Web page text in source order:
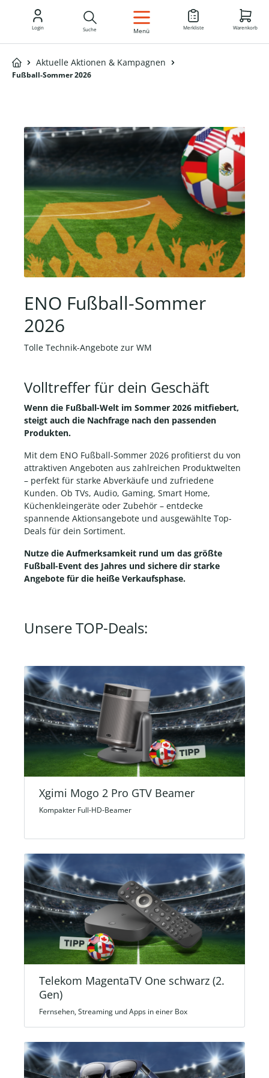
DE
Login Suche Menü Merkliste Warenkorb
Aktuelle Aktionen & Kampagnen
Fußball-Sommer 2026
ENO Fußball-Sommer
2026
Tolle Technik-Angebote zur WM
Volltreffer für dein Geschäft
Wenn die Fußball-Welt im Sommer 2026 mitfiebert,
steigt auch die Nachfrage nach den passenden
Produkten.
Mit dem ENO Fußball-Sommer 2026 profitierst du von
attraktiven Angeboten aus zahlreichen Produktwelten
– perfekt für starke Abverkäufe und zufriedene
Kunden. Ob TVs, Audio, Gaming, Smart Home,
Küchenkleingeräte oder Zubehör – entdecke
spannende Aktionsangebote und ausgewählte Top-
Deals für dein Sortiment.
Nutze die Aufmerksamkeit rund um das größte
Fußball-Event des Jahres und sichere dir starke
Angebote für die heiße Verkaufsphase.
Unsere TOP-Deals:
Xgimi Mogo 2 Pro GTV Beamer
Kompakter Full-HD-Beamer
Telekom MagentaTV One schwarz (2.
Gen)
Fernsehen, Streaming und Apps in einer Box